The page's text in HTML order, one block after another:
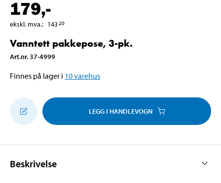
179,-
ekskl. mva.: 14320
Vanntett pakkepose, 3-pk.
Art.nr. 37-4999
Finnes på lager i 10varehus
LEGG I HANDLEVOGN
Beskrivelse